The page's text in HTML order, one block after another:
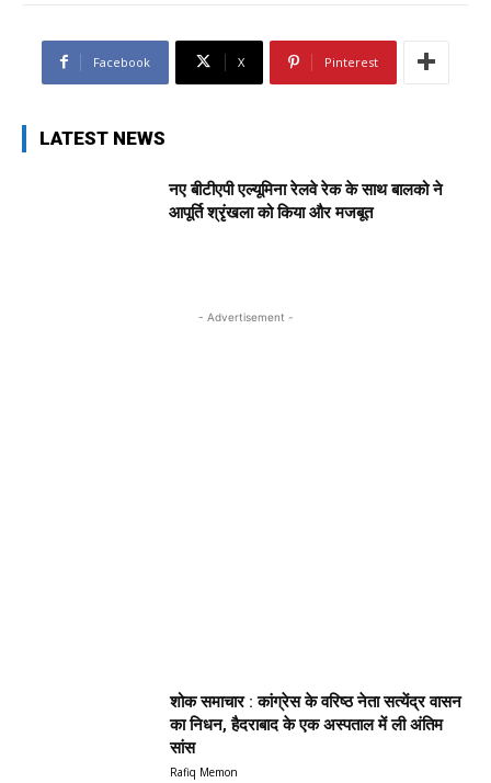
Facebook X Pinterest
LATEST NEWS
नए बीटीएपी एल्यूमिना रेलवे रेक के साथ बालको ने
आपूर्ति श्रृंखला को किया और मजबूत
- Advertisement -
शोक समाचार : कांग्रेस के वरिष्ठ नेता सत्येंद्र वासन
का निधन, हैदराबाद के एक अस्पताल में ली अंतिम
सांस
Rafiq Memon